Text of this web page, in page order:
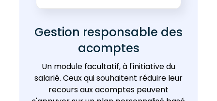
Gestion responsable des
acomptes
Un module facultatif, à l'initiative du
salarié. Ceux qui souhaitent réduire leur
recours aux acomptes peuvent